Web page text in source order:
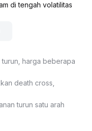
di tengah volatilitas
harga beberapa
death cross,
turun satu arah